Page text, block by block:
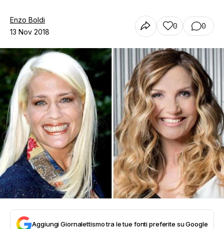
Enzo Boldi
13 Nov 2018
0 0
Aggiungi Giornalettismo tra le tue fonti preferite su Google